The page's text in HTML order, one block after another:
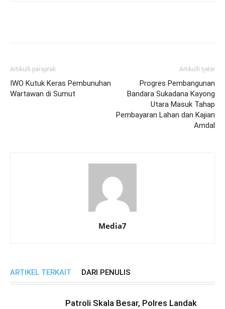
Artikulli paraprak
IWO Kutuk Keras Pembunuhan
Wartawan di Sumut
Artikulli tjetër
Progres Pembangunan
Bandara Sukadana Kayong
Utara Masuk Tahap
Pembayaran Lahan dan Kajian
Amdal
Media7
ARTIKEL TERKAIT DARI PENULIS
Patroli Skala Besar, Polres Landak